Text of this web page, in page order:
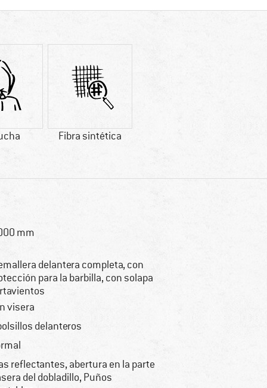
Fibra sintética
mm
delantera completa, con
para la barbilla, con solapa
visera
delanteros
reflectantes, abertura en la parte
del dobladillo, Puños